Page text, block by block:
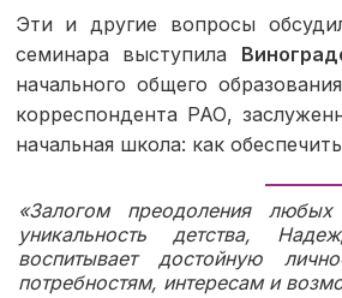
Эти и другие вопросы
семинара выступила
начального общего
корреспондента РАО,
начальная школа: как
«Залогом преодоления
уникальность детства,
воспитывает достойную
потребностям, интересам и